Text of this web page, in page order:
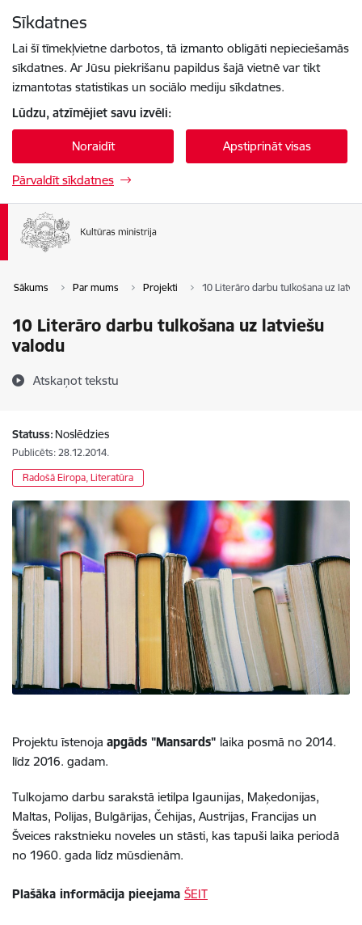
Sīkdatnes
Lai šī tīmekļvietne darbotos, tā izmanto obligāti nepieciešamās
sīkdatnes. Ar Jūsu piekrišanu papildus šajā vietnē var tikt
izmantotas statistikas un sociālo mediju sīkdatnes.
Lūdzu, atzīmējiet savu izvēli:
Noraidīt Apstiprināt visas
Pārvaldīt sīkdatnes
Sākums Par mums Projekti 10 Literāro darbu tulkošana uz
10 Literāro darbu tulkošana uz latviešu
valodu
Atskaņot tekstu
Statuss: Noslēdzies
Publicēts: 28.12.2014.
Radošā Eiropa, Literatūra
Projektu īstenoja apgāds "Mansards" laika posmā no 2014.
līdz 2016. gadam.
Tulkojamo darbu sarakstā ietilpa Igaunijas, Maķedonijas,
Maltas, Polijas, Bulgārijas, Čehijas, Austrijas, Francijas un
Šveices rakstnieku noveles un stāsti, kas tapuši laika periodā
no 1960. gada līdz mūsdienām.
Plašāka informācija pieejama ŠEIT